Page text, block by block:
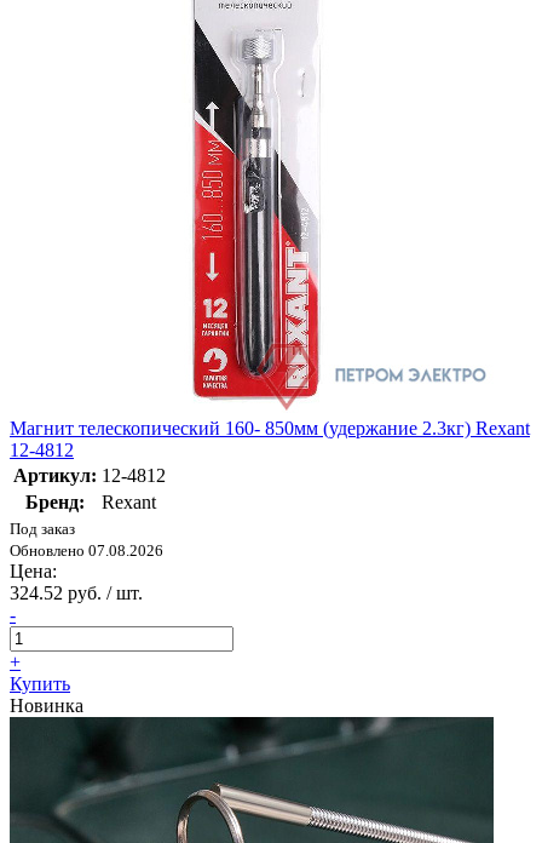
Магнит телескопический 160- 850мм (удержание 2.3кг) Rexant
12-4812
Артикул: 12-4812
Бренд:
Rexant
Под заказ
Обновлено 07.08.2026
Цена:
324.52 руб. / шт.
-
+
Купить
Новинка